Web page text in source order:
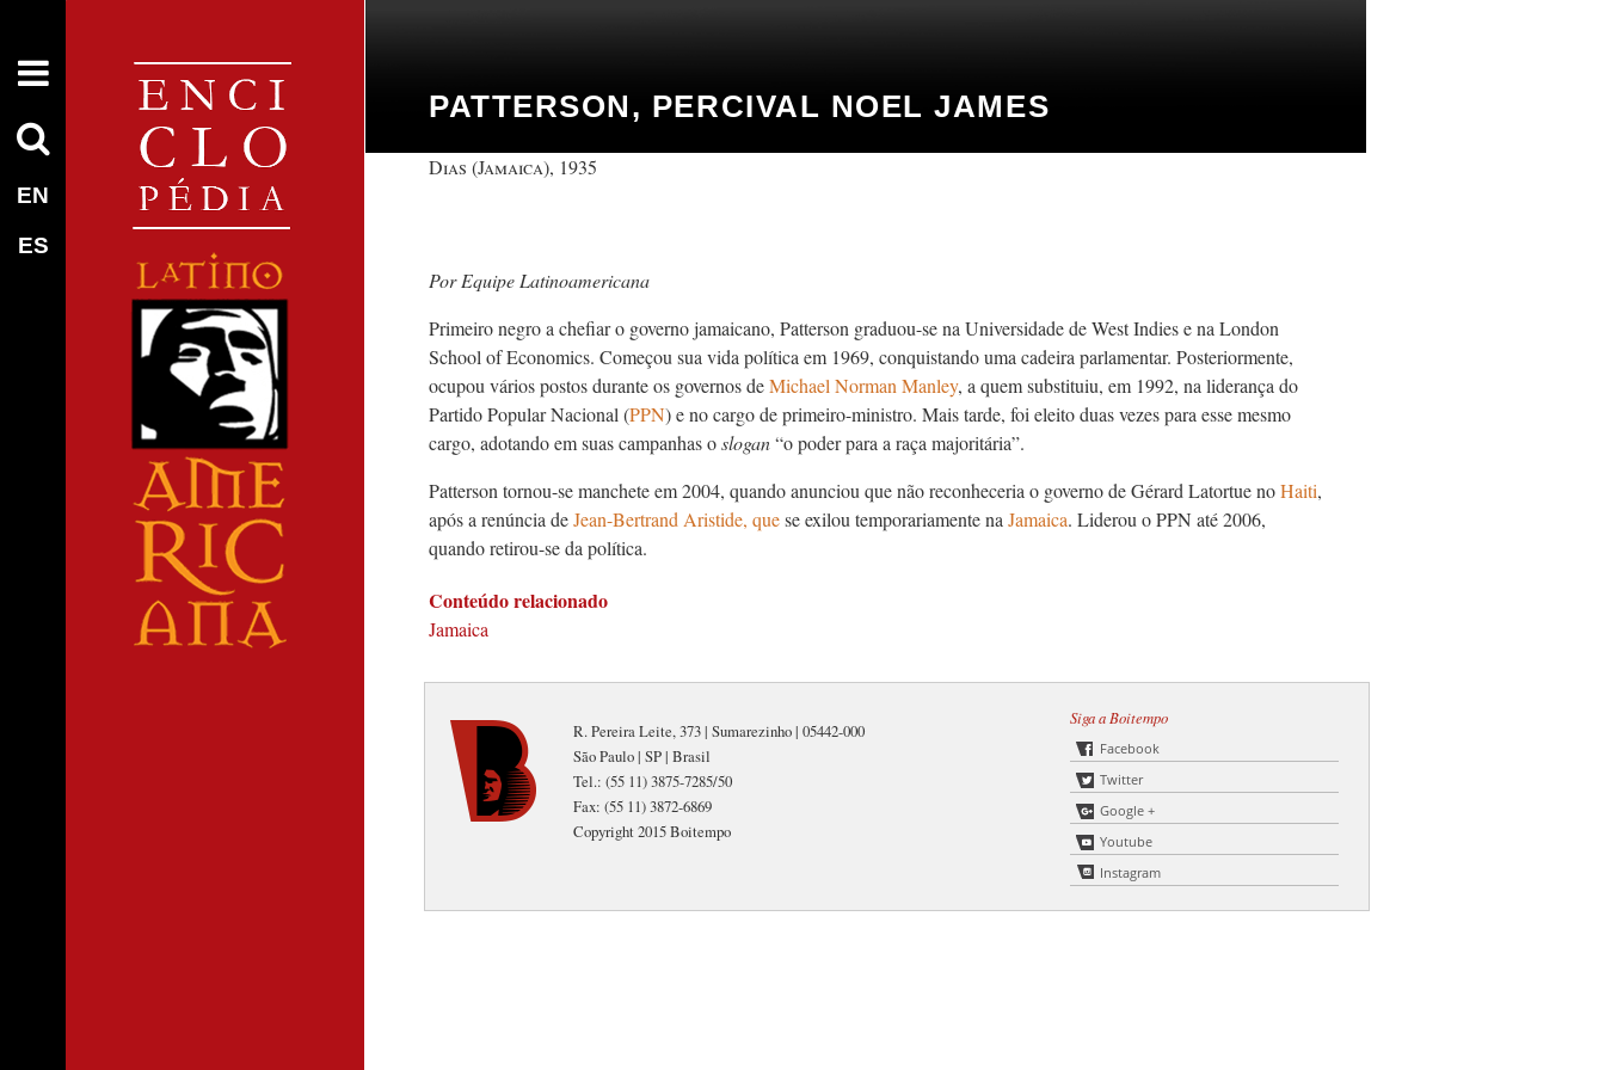
EN
ES
PATTERSON, PERCIVAL NOEL JAMES
Dias (Jamaica), 1935
Equipe Latinoamericana
Primeiro negro a chefiar o governo jamaicano, Patterson graduou-se na Universidade de West Indies e na London
School of Economics. Começou sua vida política em 1969, conquistando uma cadeira parlamentar. Posteriormente,
ocupou vários postos durante os governos deMichael Norman Manley, a quem substituiu, em 1992, na liderança do
Partido Popular Nacional (PPN) e no cargo de primeiro-ministro. Mais tarde, foi eleito duas vezes para esse mesmo
cargo, adotando em suas campanhas oslogan“o poder para a raça majoritária”.
Patterson tornou-se manchete em 2004, quando anunciou que não reconheceria o governo de Gérard Latortue noHaiti,
após a renúncia deJean-Bertrand Aristide, quese exilou temporariamente na Jamaica. Liderou o PPN até 2006,
quando retirou-se da política.
Conteúdo relacionado
Jamaica
R. Pereira Leite, 373 | Sumarezinho | 05442-000
São Paulo | SP | Brasil
Tel.: (55 11) 3875-7285/50
Fax: (55 11) 3872-6869
Copyright 2015 Boitempo
Siga a Boitempo
Facebook
Twitter
Google +
Youtube
Instagram